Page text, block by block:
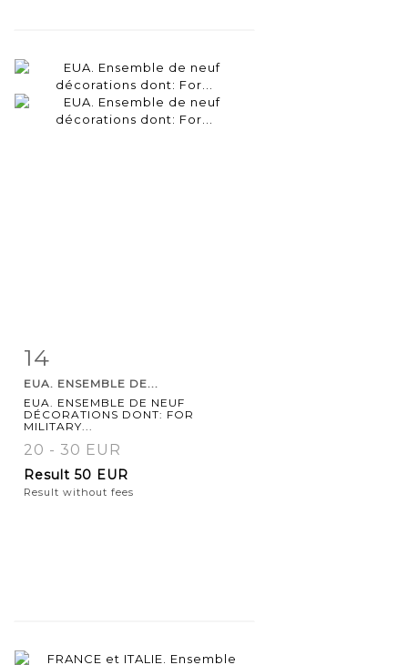
Item detail
14
EUA. ENSEMBLE DE...
EUA. ENSEMBLE DE NEUF
DÉCORATIONS DONT: FOR
MILITARY...
20 - 30 EUR
Result 50 EUR
Result without fees